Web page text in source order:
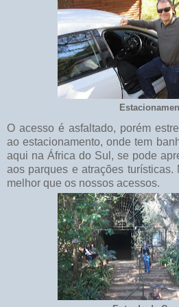
O acesso é asfaltado, porém
ao estacionamento, onde tem
aqui na África do Sul, se pode
aos parques e atrações turísticas.
melhor que os nossos acessos.